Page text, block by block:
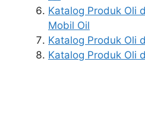
Katalog Produk Oli
Mobil Oil
Katalog Produk Oli
Katalog Produk Oli